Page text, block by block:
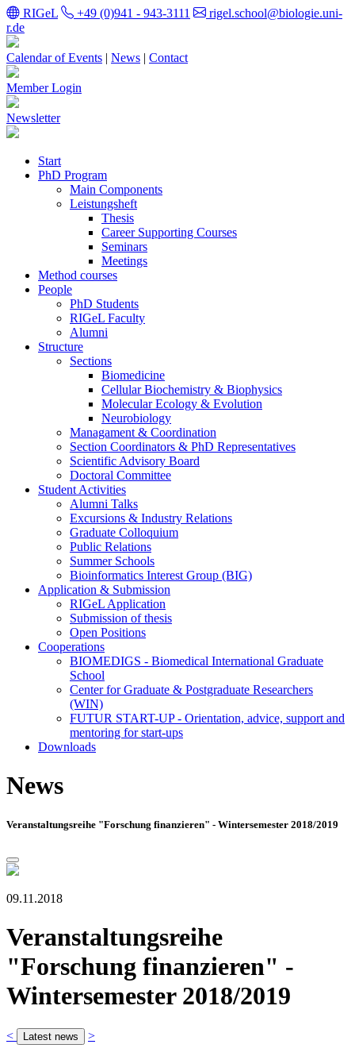
RIGeL +49 (0)941 - 943-3111
rigel.school@biologie.uni-
r.de
Calendar of Events | News | Contact
Member Login
Newsletter
Start
PhD Program
Main Components
Leistungsheft
Thesis
Career Supporting Courses
Seminars
Meetings
Method courses
People
PhD Students
RIGeL Faculty
Alumni
Structure
Sections
Biomedicine
Cellular Biochemistry & Biophysics
Molecular Ecology & Evolution
Neurobiology
Managament & Coordination
Section Coordinators & PhD Representatives
Scientific Advisory Board
Doctoral Committee
Student Activities
Alumni Talks
Excursions & Industry Relations
Graduate Colloquium
Public Relations
Summer Schools
Bioinformatics Interest Group (BIG)
Application & Submission
RIGeL Application
Submission of thesis
Open Positions
Cooperations
BIOMEDIGS - Biomedical International Graduate
School
Center for Graduate & Postgraduate Researchers
(WIN)
FUTUR START-UP - Orientation, advice, support and
mentoring for start-ups
Downloads
News
Veranstaltungsreihe "Forschung finanzieren" - Wintersemester 2018/2019
09.11.2018
Veranstaltungsreihe
"Forschung finanzieren" -
Wintersemester 2018/2019
< Latest news >